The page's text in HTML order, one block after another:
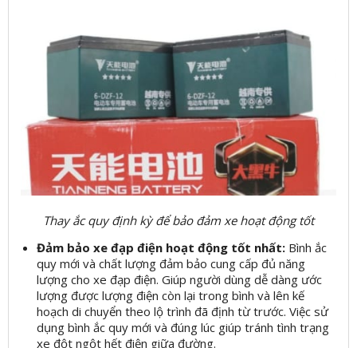
Thay ắc quy định kỳ để bảo đảm xe hoạt động tốt
Đảm bảo xe đạp điện hoạt động tốt nhất: Bình ắc
quy mới và chất lượng đảm bảo cung cấp đủ năng
lượng cho xe đạp điện. Giúp người dùng dễ dàng ước
lượng được lượng điện còn lại trong bình và lên kế
hoạch di chuyển theo lộ trình đã định từ trước. Việc sử
dụng bình ắc quy mới và đúng lúc giúp tránh tình trạng
xe đột ngột hết điện giữa đường.